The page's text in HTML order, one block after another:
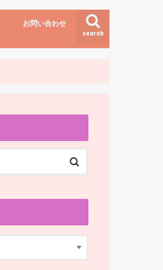
search
お問い合わせ
講演依頼
お問い合わせ